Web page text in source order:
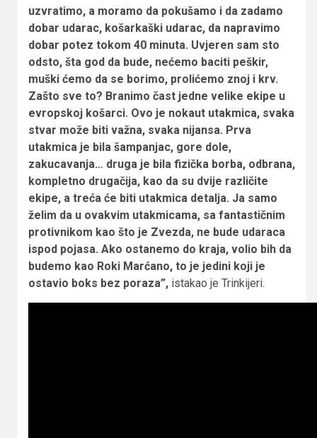
uzvratimo, a moramo da pokušamo i da zadamo
dobar udarac, košarkaški udarac, da napravimo
dobar potez tokom 40 minuta. Uvjeren sam sto
odsto, šta god da bude, nećemo baciti peškir,
muški ćemo da se borimo, prolićemo znoj i krv.
Zašto sve to? Branimo čast jedne velike ekipe u
evropskoj košarci. Ovo je nokaut utakmica, svaka
stvar može biti važna, svaka nijansa. Prva
utakmica je bila šampanjac, gore dole,
zakucavanja… druga je bila fizička borba, odbrana,
kompletno drugačija, kao da su dvije različite
ekipe, a treća će biti utakmica detalja. Ja samo
želim da u ovakvim utakmicama, sa fantastičnim
protivnikom kao što je Zvezda, ne bude udaraca
ispod pojasa. Ako ostanemo do kraja, volio bih da
budemo kao Roki Marćano, to je jedini koji je
ostavio boks bez poraza”, istakao je Trinkijeri.